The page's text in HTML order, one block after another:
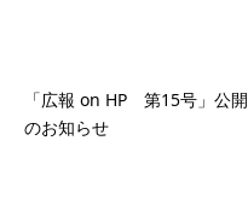
「広報 on HP 第15号」公開
のお知らせ